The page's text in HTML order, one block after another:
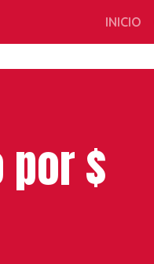
INICIO
por $